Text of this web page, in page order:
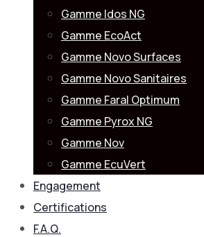
Gamme Idos NG
Gamme EcoAct
Gamme Novo Surfaces
Gamme Novo Sanitaires
Gamme Faral Optimum
Gamme Pyrox NG
Gamme Nov
Gamme EcuVert
Engagement
Certifications
F.A.Q.